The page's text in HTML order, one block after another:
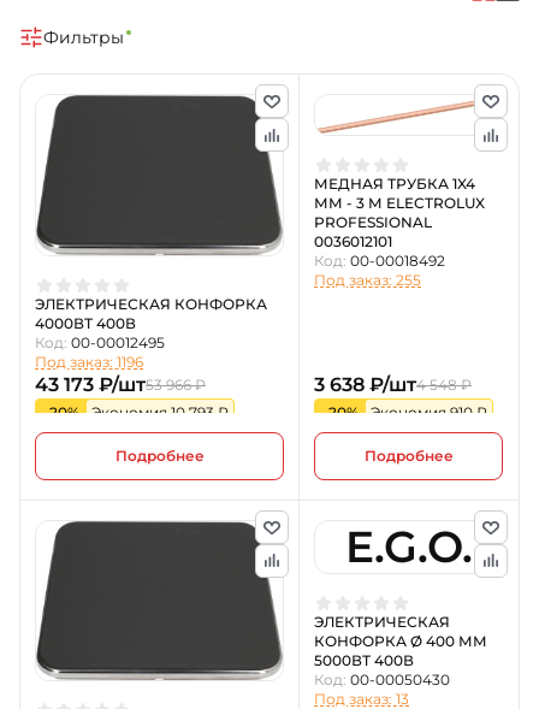
Фильтры
ЭЛЕКТРИЧЕСКАЯ КОНФОРКА
4000ВТ 400В
Код: 00-00012495
Под заказ: 1196
43 173 ₽/шт53 966 ₽
-20%
Экономия 10 793 ₽
Подробнее
МЕДНАЯ ТРУБКА 1X4
ММ - 3 М ELECTROLUX
PROFESSIONAL
0036012101
Код: 00-00018492
Под заказ: 255
3 638 ₽/шт4 548 ₽
-20%
Экономия 910 ₽
Подробнее
E.G.O.
ЭЛЕКТРИЧЕСКАЯ
КОНФОРКА Ø 400 ММ
5000ВТ 400В
Код: 00-00050430
Под заказ: 13